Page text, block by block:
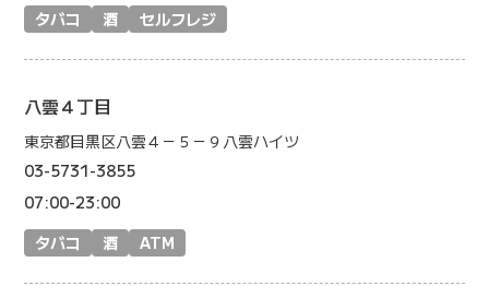
タバコ
酒 セルフレジ
八雲４丁目
東京都目黒区八雲４－５－９八雲ハイツ
03-5731-3855
07:00-23:00
タバコ
酒 ATM